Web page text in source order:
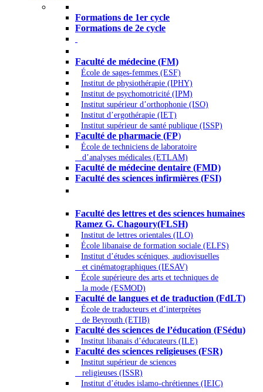
Formations de 1er cycle
Formations de 2e cycle
Faculté de médecine (FM)
École de sages-femmes (ESF)
Institut de physiothérapie (IPHY)
Institut de psychomotricité (IPM)
Institut supérieur d’orthophonie (ISO)
Institut d’ergothérapie (IET)
Institut supérieur de santé publique (ISSP)
Faculté de pharmacie (FP)
École de techniciens de laboratoire
d’analyses médicales (ETLAM)
Faculté de médecine dentaire (FMD)
Faculté des sciences infirmières (FSI)
Faculté des lettres et des sciences humaines
Ramez G. Chagoury(FLSH)
Institut de lettres orientales (ILO)
École libanaise de formation sociale (ELFS)
Institut d’études scéniques, audiovisuelles
et cinématographiques (IESAV)
École supérieure des arts et techniques de
la mode (ESMOD)
Faculté de langues et de traduction (FdLT)
École de traducteurs et d’interprètes
de Beyrouth (ETIB)
Faculté des sciences de l’éducation (FSédu)
Institut libanais d’éducateurs (ILE)
Faculté des sciences religieuses (FSR)
Institut supérieur de sciences
religieuses (ISSR)
Institut d’études islamo-chrétiennes (IEIC)